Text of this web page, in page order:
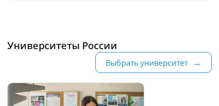
Рейтинги или чем могут быть
полезны колонки цифр
№ 2 (22) 2023